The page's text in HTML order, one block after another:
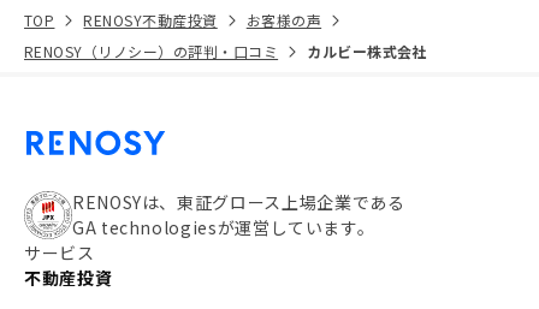
TOP RENOSY不動産投資
お客様の声
RENOSY（リノシー）の評判・口コミ
カルビー株式会社
RENOSYは、東証グロース上場企業である
GA technologiesが運営しています。
サービス
不動産投資